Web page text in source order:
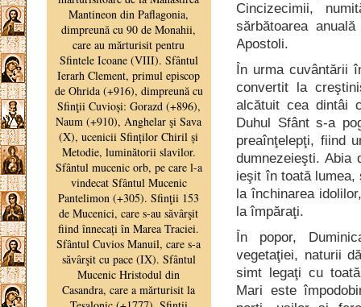
Cincizecimii,
sărbătoarea
Apostoli.
În urma cuvântării
convertit la
alcătuit cea dintâi
Duhul Sfânt s-a
preaînţelepţi, fiind
dumnezeieşti. Abia
ieşit în toată lumea,
la închinarea
la împăraţi.
În popor,
vegetaţiei, naturii
simt legaţi cu
Mari este